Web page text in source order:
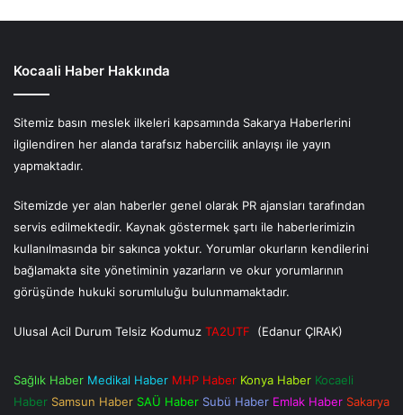
Kocaali Haber Hakkında
Sitemiz basın meslek ilkeleri kapsamında Sakarya Haberlerini
ilgilendiren her alanda tarafsız habercilik anlayışı ile yayın
yapmaktadır.
Sitemizde yer alan haberler genel olarak PR ajansları tarafından
servis edilmektedir. Kaynak göstermek şartı ile haberlerimizin
kullanılmasında bir sakınca yoktur. Yorumlar okurların kendilerini
bağlamakta site yönetiminin yazarların ve okur yorumlarının
görüşünde hukuki sorumluluğu bulunmamaktadır.
Ulusal Acil Durum Telsiz Kodumuz TA2UTF (Edanur ÇIRAK)
Sağlık Haber Medikal Haber MHP Haber Konya Haber Kocaeli
Haber Samsun Haber SAÜ Haber Subü Haber Emlak Haber Sakarya